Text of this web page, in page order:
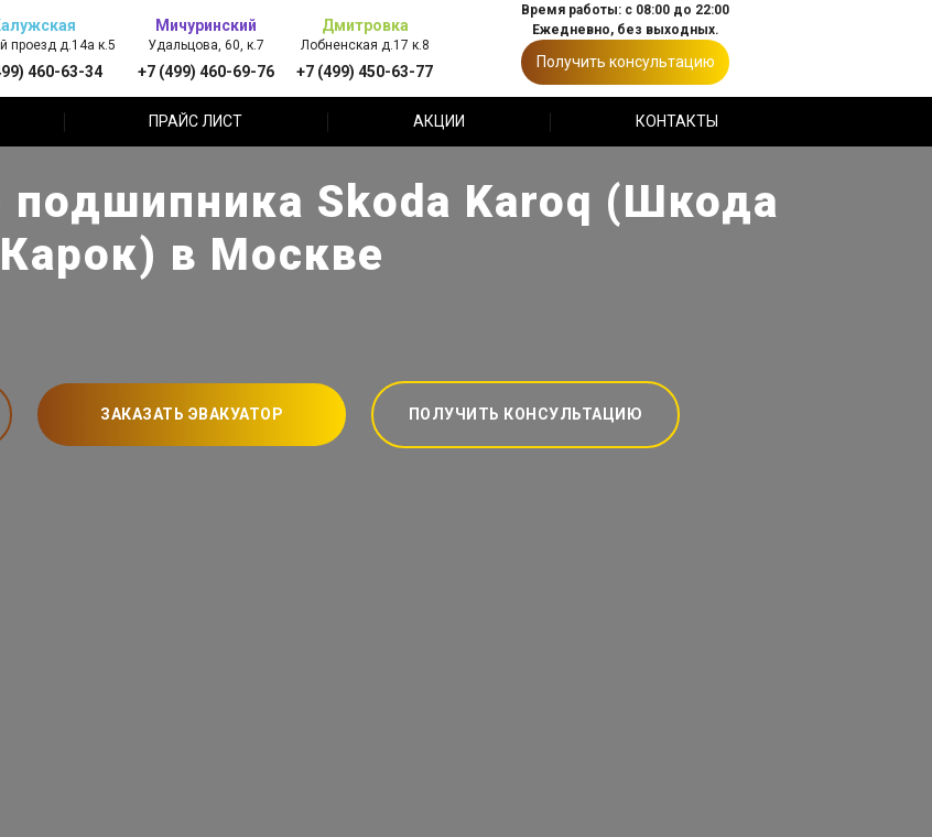
проезд д.14а к.5
460-63-34
Мичуринский
Удальцова, 60, к.7
+7 (499) 460-69-76
Дмитровка
Лобненская д.17 к.8
+7 (499) 450-63-77
Время работы: с 08:00 до 22:00
Ежедневно, без выходных.
Получить консультацию
ПРАЙС ЛИСТ АКЦИИ КОНТАКТЫ
подшипника Skoda Karoq (Шкода
Карок) в Москве
ЗАКАЗАТЬ ЭВАКУАТОР ПОЛУЧИТЬ КОНСУЛЬТАЦИЮ